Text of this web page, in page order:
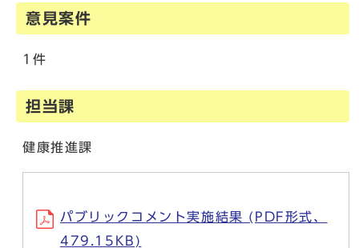
意見案件
1件
担当課
健康推進課
パブリックコメント実施結果 (PDF形式、
479.15KB)